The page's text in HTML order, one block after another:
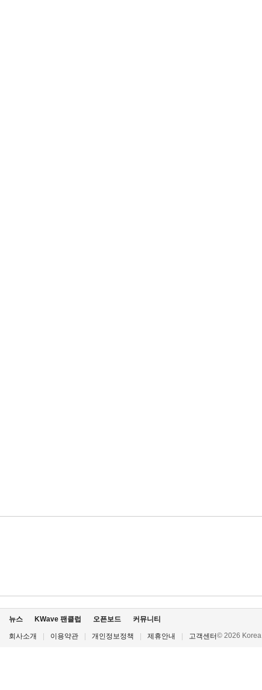
뉴스 KWave 팬클럽 오픈보드 커뮤니티
회사소개 이용약관 개인정보정책 제휴안내 고객센터© 2026